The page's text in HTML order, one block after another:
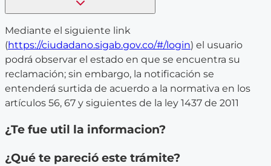
Mediante el siguiente link
(https://ciudadano.sigab.gov.co/#/login) el usuario
podrá observar el estado en que se encuentra su
reclamación; sin embargo, la notificación se
entenderá surtida de acuerdo a la normativa en los
artículos 56, 67 y siguientes de la ley 1437 de 2011
¿Te fue util la informacion?
¿Qué te pareció este trámite?